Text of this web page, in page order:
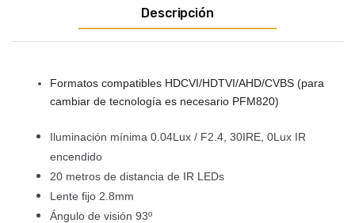
Descripción
Formatos compatibles HDCVI/HDTVI/AHD/CVBS (para
cambiar de tecnología es necesario PFM820)
Iluminación mínima 0.04Lux / F2.4, 30IRE, 0Lux IR
encendido
20 metros de distancia de IR LEDs
Lente fijo 2.8mm
Ángulo de visión 93º